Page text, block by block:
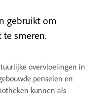
gebruikt om
smeren.
overvloeiingen in
penselen en
kunnen als